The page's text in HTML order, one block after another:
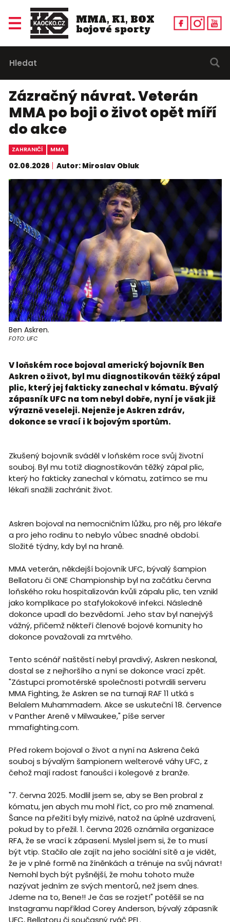
MMA, K1, BOX
bojové sporty
Zázračný návrat. Veterán
MMA po boji o život opět míří
do akce
ZAHRANIČÍ MMA
02.06.2026 Autor: Miroslav Obluk
Ben Askren.
FOTO: UFC
V loňském roce bojoval americký bojovník Ben
Askren o život, byl mu diagnostikován těžký zápal
plic, který jej fakticky zanechal v kómatu. Bývalý
zápasník UFC na tom nebyl dobře, nyní je však již
výrazně veseleji. Nejenže je Askren zdráv,
dokonce se vrací i k bojovým sportům.
Zkušený bojovník sváděl v loňském roce svůj životní
souboj. Byl mu totiž diagnostikován těžký zápal plic,
který ho fakticky zanechal v kómatu, zatímco se mu
lékaři snažili zachránit život.
Askren bojoval na nemocničním lůžku, pro něj, pro lékaře
a pro jeho rodinu to nebylo vůbec snadné období.
Složité týdny, kdy byl na hraně.
MMA veterán, někdejší bojovník UFC, bývalý šampion
Bellatoru či ONE Championship byl na začátku června
loňského roku hospitalizován kvůli zápalu plic, ten vznikl
jako komplikace po stafylokokové infekci. Následně
dokonce upadl do bezvědomí. Jeho stav byl nanejvýš
vážný, přičemž někteří členové bojové komunity ho
dokonce považovali za mrtvého.
Tento scénář naštěstí nebyl pravdivý, Askren neskonal,
dostal se z nejhoršího a nyní se dokonce vrací zpět.
"Zástupci promotérské společnosti potvrdili serveru
MMA Fighting, že Askren se na turnaji RAF 11 utká s
Belalem Muhammadem. Akce se uskuteční 18. července
v Panther Areně v Milwaukee," píše server
mmafighting.com.
Před rokem bojoval o život a nyní na Askrena čeká
souboj s bývalým šampionem welterové váhy UFC, z
čehož mají radost fanoušci i kolegové z branže.
"7. června 2025. Modlil jsem se, aby se Ben probral z
kómatu, jen abych mu mohl říct, co pro mě znamenal.
Šance na přežití byly mizivé, natož na úplné uzdravení,
pokud by to přežil. 1. června 2026 oznámila organizace
RFA, že se vrací k zápasení. Myslel jsem si, že to musí
být vtip. Stačilo ale zajít na jeho sociální sítě a je vidět,
že je v plné formě na žíněnkách a trénuje na svůj návrat!
Nemohl bych být pyšnější, že mohu tohoto muže
nazývat jedním ze svých mentorů, než jsem dnes.
Jdeme na to, Bene!! Je čas se rozjet!" potěšil se na
Instagramu například Corey Anderson, bývalý zápasník
UFC, Bellatoru či současný rváč PFL.